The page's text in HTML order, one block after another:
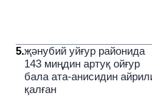
5.җәнубий уйғур районида
143 миңдин артуқ ойғур
бала ата-анисидин
қалған